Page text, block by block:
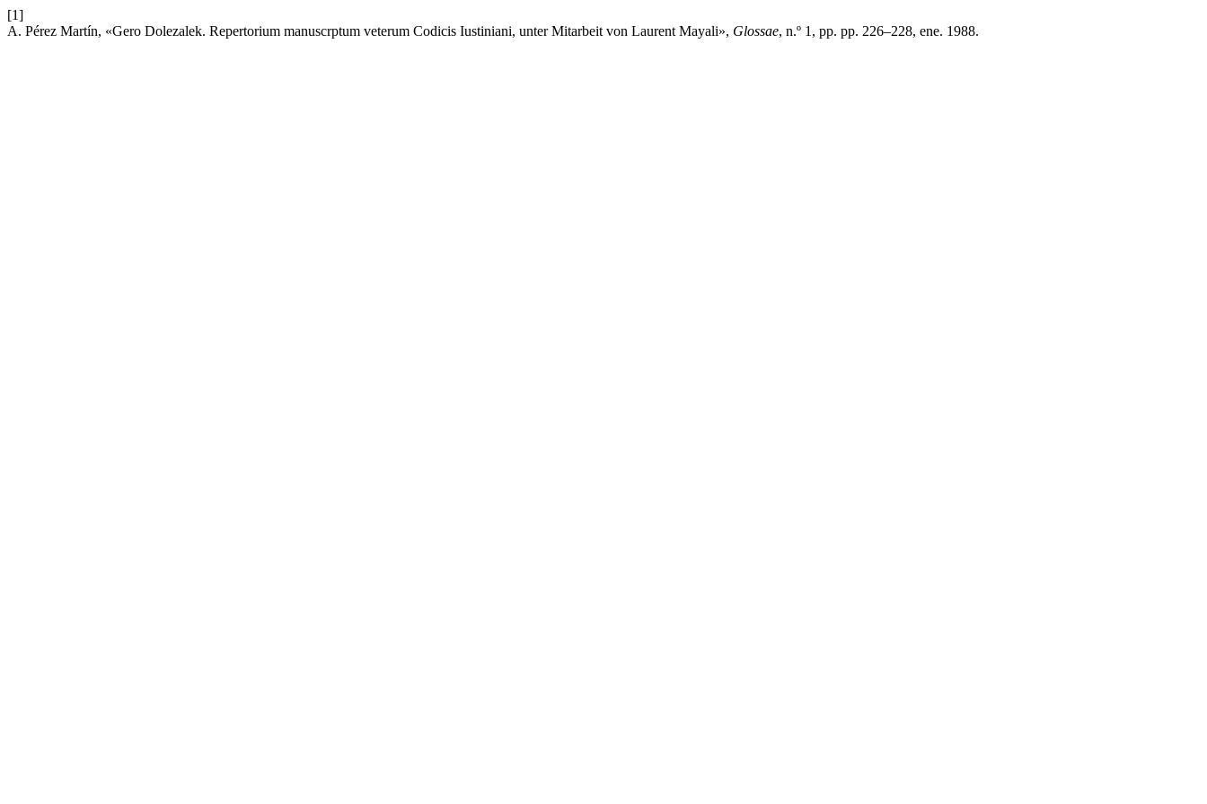
[1]
A. Pérez Martín, «Gero Dolezalek. Repertorium manuscrptum veterum Codicis Iustiniani, unter Mitarbeit von Laurent Mayali», Glossae, n.º 1, pp. pp. 226–228, ene. 1988.